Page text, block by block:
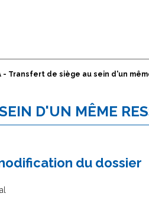
- Transfert de siège au sein d'un
D'UN MÊME
du dossier